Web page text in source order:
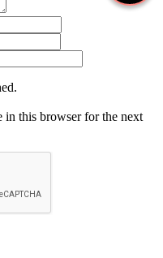
in this browser for the next